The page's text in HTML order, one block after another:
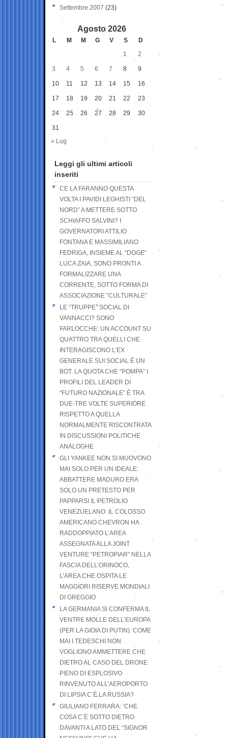
Settembre 2007 (23)
Agosto 2026
L M M G V S
D
1
2
3 4 5 6 7 8 9
10 11 12 13 14 15 16
17 18 19 20 21 22 23
24 25 26 27 28 29 30
31
« Lug
Leggi gli ultimi articoli
inseriti
CE LA FARANNO QUESTA
VOLTA I PAVIDI LEGHISTI “DEL
NORD” A METTERE SOTTO
SCHIAFFO SALVINI? I
GOVERNATORI ATTILIO
FONTANA E MASSIMILIANO
FEDRIGA, INSIEME AL “DOGE”
LUCA ZAIA, SONO PRONTI A
FORMALIZZARE UNA
CORRENTE, SOTTO FORMA DI
ASSOCIAZIONE “CULTURALE”
LE “TRUPPE” SOCIAL DI
VANNACCI? SONO
FARLOCCHE: UN ACCOUNT SU
QUATTRO TRA QUELLI CHE
INTERAGISCONO L’EX
GENERALE SUI SOCIAL È UN
BOT. LA QUOTA CHE “POMPA” I
PROFILI DEL LEADER DI
“FUTURO NAZIONALE” È TRA
DUE-TRE VOLTE SUPERIORE
RISPETTO A QUELLA
NORMALMENTE RISCONTRATA
IN DISCUSSIONI POLITICHE
ANALOGHE
GLI YANKEE NON SI MUOVONO
MAI SOLO PER UN IDEALE:
ABBATTERE MADURO ERA
SOLO UN PRETESTO PER
PAPPARSI IL PETROLIO
VENEZUELANO .IL COLOSSO
AMERICANO CHEVRON HA
RADDOPPIATO L’AREA
ASSEGNATA ALLA JOINT
VENTURE “PETROPIAR” NELLA
FASCIA DELL’ORINOCO,
L’AREA CHE OSPITA LE
MAGGIORI RISERVE MONDIALI
DI GREGGIO
LA GERMANIA SI CONFERMA IL
VENTRE MOLLE DELL’EUROPA
(PER LA GIOIA DI PUTIN). COME
MAI I TEDESCHI NON
VOGLIONO AMMETTERE CHE
DIETRO AL CASO DEL DRONE
PIENO DI ESPLOSIVO
RINVENUTO ALL’AEROPORTO
DI LIPSIA C’È LA RUSSIA?
GIULIANO FERRARA: ’CHE
COSA C’È SOTTO DIETRO
DAVANTI A LATO DEL “SIGNOR